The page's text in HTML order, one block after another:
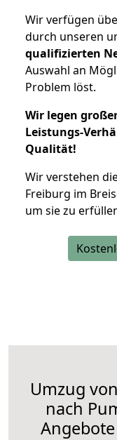
Wir verfügen
durch unseren
qualifizierten
Auswahl an
Problem löst.
Wir legen
Leistungs-
Qualität!
Wir verstehen
Freiburg im
um sie zu
Umzug
nach